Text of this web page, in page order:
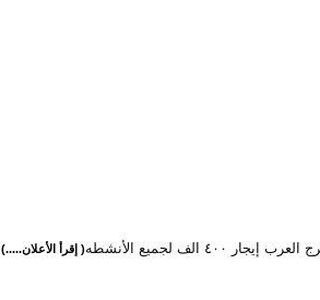
٤٠٠ الف لجميع الأنشطه ( إقرأ الأعلان.....)